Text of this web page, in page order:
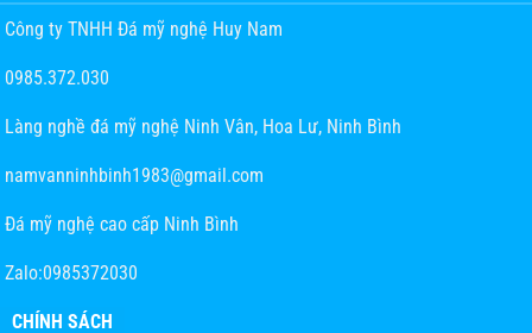
Công ty TNHH Đá mỹ nghệ Huy Nam
0985.372.030
Làng nghề đá mỹ nghệ Ninh Vân, Hoa Lư, Ninh Bình
namvanninhbinh1983@gmail.com
Đá mỹ nghệ cao cấp Ninh Bình
Zalo:0985372030
CHÍNH SÁCH